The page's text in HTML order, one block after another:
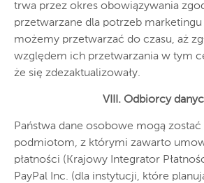
trwa przez okres obowiązywania
przetwarzane dla potrzeb
możemy przetwarzać do czasu, aż
względem ich przetwarzania w tym
że się zdezaktualizowały.
VIII. Odbiorcy
Państwa dane osobowe mogą
podmiotom, z którymi zawarto
płatności (Krajowy Integrator
PayPal Inc. (dla instytucji, które